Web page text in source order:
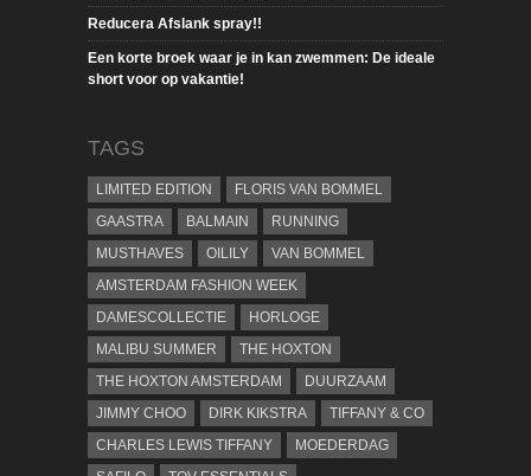
Reducera Afslank spray!!
Een korte broek waar je in kan zwemmen: De ideale
short voor op vakantie!
TAGS
LIMITED EDITION
FLORIS VAN BOMMEL
GAASTRA
BALMAIN
RUNNING
MUSTHAVES
OILILY
VAN BOMMEL
AMSTERDAM FASHION WEEK
DAMESCOLLECTIE
HORLOGE
MALIBU SUMMER
THE HOXTON
THE HOXTON AMSTERDAM
DUURZAAM
JIMMY CHOO
DIRK KIKSTRA
TIFFANY & CO
CHARLES LEWIS TIFFANY
MOEDERDAG